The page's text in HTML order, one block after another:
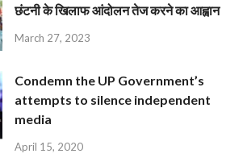
छंटनी के खिलाफ आंदोलन तेज करने का आह्वान
March 27, 2023
Condemn the UP Government’s
attempts to silence independent
media
April 15, 2020